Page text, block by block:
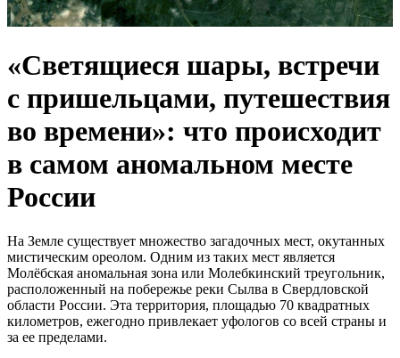
«Светящиеся шары, встречи
с пришельцами, путешествия
во времени»: что происходит
в самом аномальном месте
России
На Земле существует множество загадочных мест, окутанных
мистическим ореолом. Одним из таких мест является
Молёбская аномальная зона или Молебкинский треугольник,
расположенный на побережье реки Сылва в Свердловской
области России. Эта территория, площадью 70 квадратных
километров, ежегодно привлекает уфологов со всей страны и
за ее пределами.